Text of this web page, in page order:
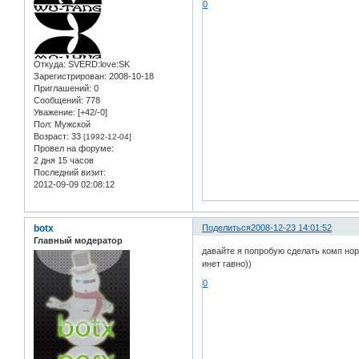
Откуда: SVERD:love:SK
Зарегистрирован: 2008-10-18
Приглашений: 0
Сообщений: 778
Уважение: [+42/-0]
Пол: Мужской
Возраст: 33 [1992-12-04]
Провел на форуме:
2 дня 15 часов
Последний визит:
2012-09-09 02:08:12
0
Поделиться2008-12-23 14:01:52
botx
Главный модератор
давайте я попробую сделать комп
инет гавно))
0